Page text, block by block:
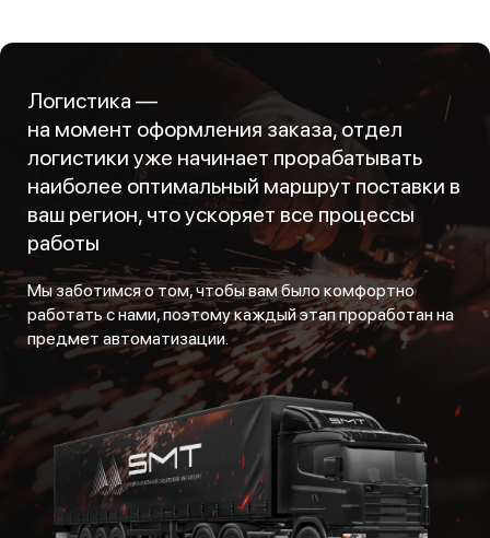
Логистика —
на момент оформления заказа, отдел
логистики уже начинает прорабатывать
наиболее оптимальный маршрут поставки в
ваш регион, что ускоряет все процессы
работы
Мы заботимся о том, чтобы вам было комфортно
работать с нами, поэтому каждый этап проработан на
предмет автоматизации.